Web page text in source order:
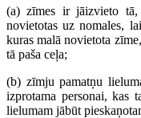
(a) zīmes ir jāizvieto tā,
novietotas uz nomales,
kuras malā novietota
tā paša ceļa;
(b) zīmju pamatņu
izprotama personai, kas
lielumam jābūt